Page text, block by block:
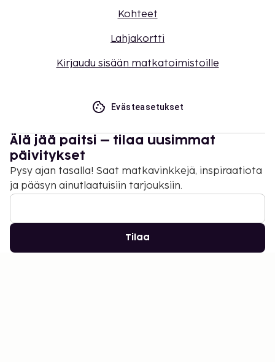
Kohteet
Lahjakortti
Kirjaudu sisään matkatoimistoille
Evästeasetukset
Älä jää paitsi – tilaa uusimmat
päivitykset
Pysy ajan tasalla! Saat matkavinkkejä, inspiraatiota
ja pääsyn ainutlaatuisiin tarjouksiin.
Tilaa